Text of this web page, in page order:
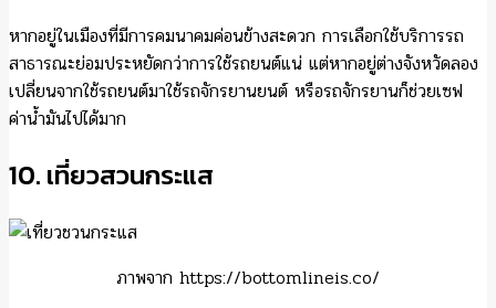
หากอยู่ในเมืองที่มีการคมนาคมค่อนข้างสะดวก การเลือกใช้บริการรถ
สาธารณะย่อมประหยัดกว่าการใช้รถยนต์แน่ แต่หากอยู่ต่างจังหวัดลอง
เปลี่ยนจากใช้รถยนต์มาใช้รถจักรยานยนต์ หรือรถจักรยานก็ช่วยเซฟ
ค่าน้ำมันไปได้มาก
10. เที่ยวสวนกระแส
ภาพจาก https://bottomlineis.co/